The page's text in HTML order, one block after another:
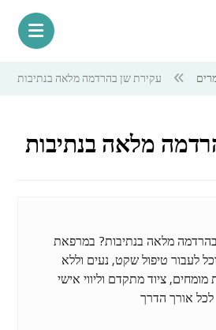
עקירת שן בהרדמה מלאה בנתיבות
מלאה בנתיבות
מלאה בנתיבות? במרפאת
לעבור טיפול שקט, נעים וללא
ציוד מתקדם וליווי אישי
לכל אורך הדרך